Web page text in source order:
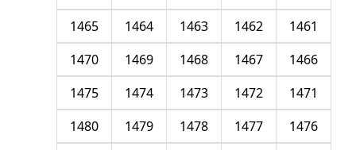
1461
1462
1463
1464
1465
1466
1467
1468
1469
1470
1471
1472
1473
1474
1475
1476
1477
1478
1479
1480